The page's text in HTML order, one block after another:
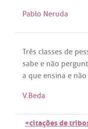
Pablo Neruda
Três classes de
sabe e não
a que ensina e não
V.Beda
+citações de